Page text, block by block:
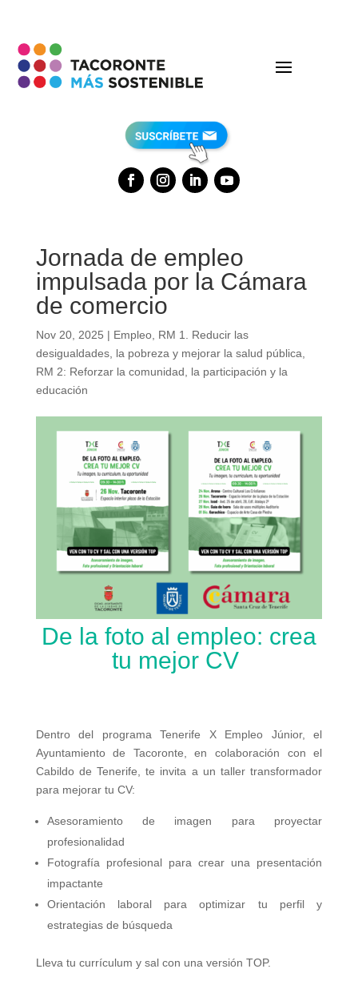
Jornada de empleo
impulsada por la Cámara
de comercio
Nov 20, 2025 | Empleo, RM 1. Reducir las
desigualdades, la pobreza y mejorar la salud pública
RM 2: Reforzar la comunidad, la participación y la
educación
De la foto al empleo: crea
tu mejor CV
Dentro del programa Tenerife X Empleo Júnior, el
Ayuntamiento de Tacoronte, en colaboración con el
Cabildo de Tenerife, te invita a un taller transformador
para mejorar tu CV:
Asesoramiento de imagen para proyectar
profesionalidad
Fotografía profesional para crear una presentación
impactante
Orientación laboral para optimizar tu perfil y
estrategias de búsqueda
Lleva tu currículum y sal con una versión TOP.